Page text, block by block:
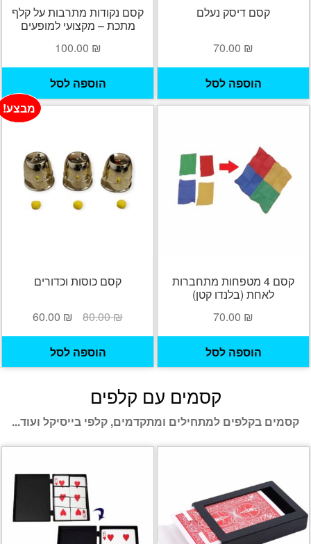
קסם דיסק נעלם
70.00 ₪
הוספה לסל
קסם נקודות מתרבות על קלף
מתכת – מקצועי למופעים
100.00 ₪
הוספה לסל
קסם 4 מטפחות מתחברות
לאחת (בלנדו קטן)
70.00 ₪
הוספה לסל
קסם כוסות וכדורים
מבצע!
80.00₪
המחיר
המקורי
היה:
80.00 ₪.
60.00 ₪
המחיר
הנוכחי
60.00 ₪.
הוספה לסל
קסמים עם קלפים
קסמים בקלפים למתחילים ומתקדמים, קלפי בייסיקל ועוד...